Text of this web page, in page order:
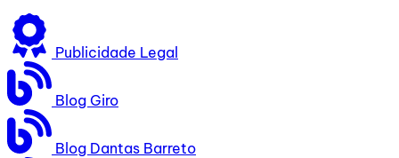
Publicidade Legal
Blog Giro
Blog Dantas Barreto